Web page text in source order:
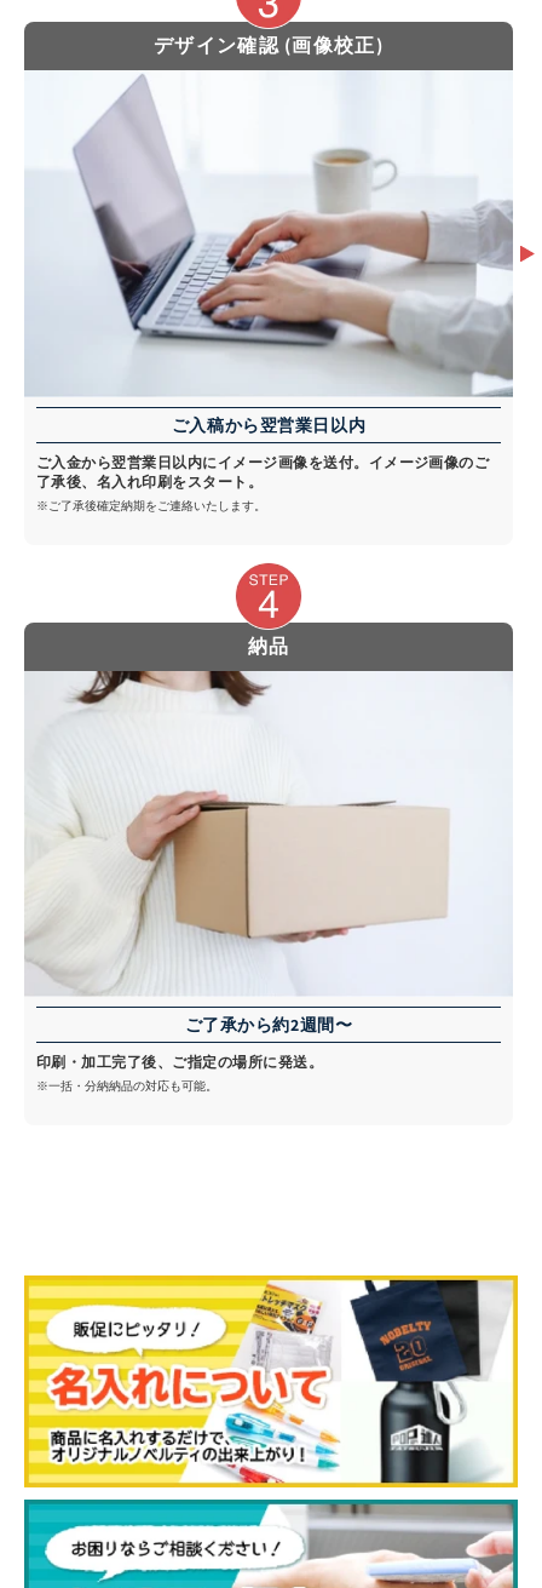
デザイン確認 (画像校正)
ご入稿から翌営業日以内
ご入金から翌営業日以内にイメージ画像を送付。イメージ画像のご
了承後、名入れ印刷をスタート。
※ご了承後確定納期をご連絡いたします。
納品
ご了承から約2週間〜
印刷・加工完了後、ご指定の場所に発送。
※一括・分納納品の対応も可能。